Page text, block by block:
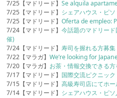
7/25【マドリード】Se alquila
7/25【マドリード】 シェアハウス・ピ
7/25【マドリード】Oferta de empleo:
7/24【マドリード】今話題のマドリー
催)
7/24【マドリード】寿司を握れる方募集
7/22【マラガ】We’re looking for
7/20【マラガ】 お茶・情報交換できる
7/17【マドリード】 国際交流ピクニッ
7/15【マドリード】高級寿司店にてホ
7/14【マドリード】 シェアハウス・ピ